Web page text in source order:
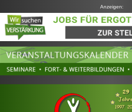
Anzeigen: